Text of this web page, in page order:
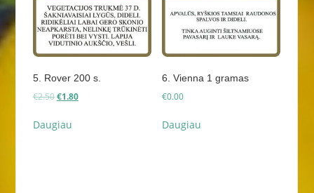
5. Rover 200 s.
€2.50Original
was:
€1.80Current
Daugiau
6. Vienna 1 gramas
€0.00
Daugiau